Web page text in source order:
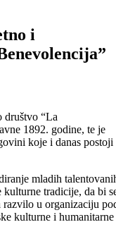
i
društvo “La
1892. godine, te je
koje i danas postoji
mladih
kulturne tradicije, da bi
razvilo u organizaciju
kulturne i humanitarne